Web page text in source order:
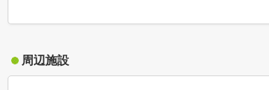
周辺施設